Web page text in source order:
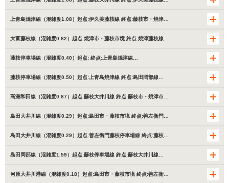
上青島焼津線（混雑度1.08）起点:伊久美藤枝線 終点:藤枝市・焼津…
大富藤枝線（混雑度0.82）起点:焼津市・藤枝市境 終点:焼津藤枝線…
藤枝停車場線（混雑度0.40）起点: 終点:上青島焼津線…
藤枝停車場線（混雑度0.50）起点:上青島焼津線 終点:島田岡部線…
高洲和田線（混雑度0.87）起点:藤枝大井川線 終点:藤枝市・焼津市…
島田大井川線（混雑度0.29）起点:島田市・藤枝市境 終点:善左衛門…
島田大井川線（混雑度0.29）起点:善左衛門藤枝停車場線 終点:藤枝…
島田岡部線（混雑度1.59）起点:藤枝停車場線 終点:藤枝大井川線…
河原大井川港線（混雑度0.18）起点:島田市・藤枝市境 終点:善左衛…